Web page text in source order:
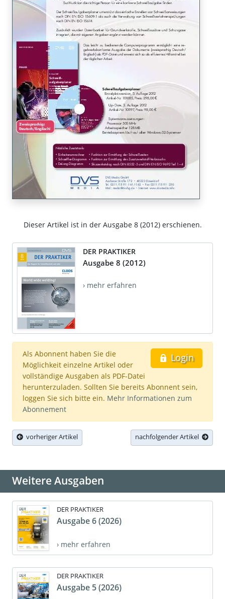
Dieser Artikel ist in der Ausgabe 8 (2012) erschienen.
DER PRAKTIKER
Ausgabe 8 (2012)
› mehr erfahren
Login
Als Abonnent haben Sie die
Möglichkeit einzelne Artikel oder
vollständige Ausgaben als PDF-Datei
herunterzuladen. Sollten Sie bereits Abonnent sein,
loggen Sie sich bitte ein. Mehr Informationen zum
Abonnement
vorheriger Artikel nachfolgender Artikel
Weitere Ausgaben
DER PRAKTIKER
Ausgabe 6 (2026)
› mehr erfahren
DER PRAKTIKER
Ausgabe 5 (2026)